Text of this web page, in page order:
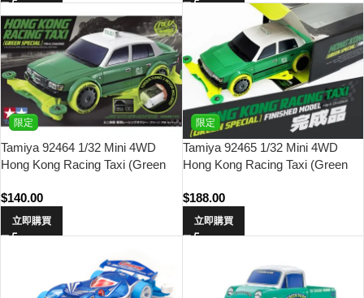
限定
Tamiya 92464 1/32 Mini 4WD
Hong Kong Racing Taxi (Green
$140.00
立即購買
限定
Tamiya 92465 1/32 Mini 4WD
Hong Kong Racing Taxi (Green
Chassis)
$188.00
立即購買